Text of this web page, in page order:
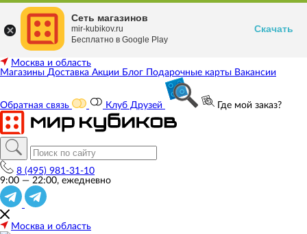
Москва и область
Магазины Доставка Акции Блог Подарочные карты Вакансии
Обратная связь Клуб Друзей Где мой заказ?
8 (495) 981-31-10
9:00 — 22:00, ежедневно
Москва и область
Сеть магазинов
mir-kubikov.ru
Бесплатно в Google Play
Скачать